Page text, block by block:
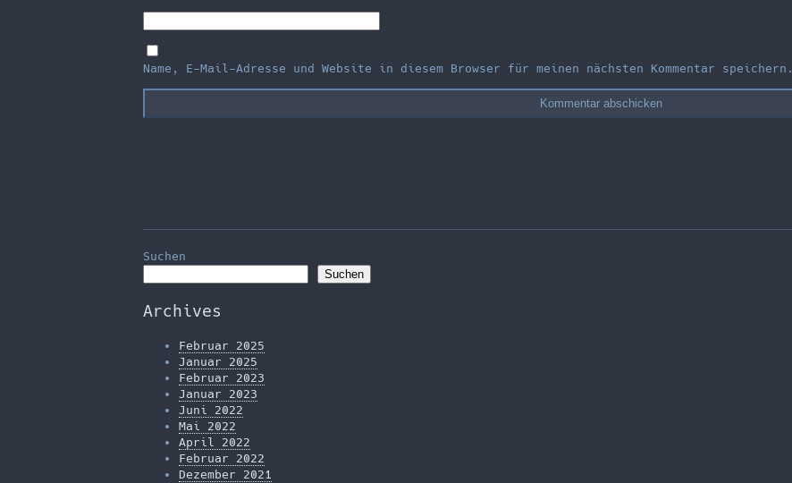
Name, E-Mail-Adresse und Website in diesem Browser für meinen nächsten Kommentar speichern.
Suchen
Suchen
Archives
Februar 2025
Januar 2025
Februar 2023
Januar 2023
Juni 2022
Mai 2022
April 2022
Februar 2022
Dezember 2021